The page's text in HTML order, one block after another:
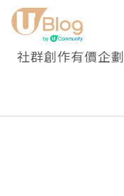
社群創作有價企劃